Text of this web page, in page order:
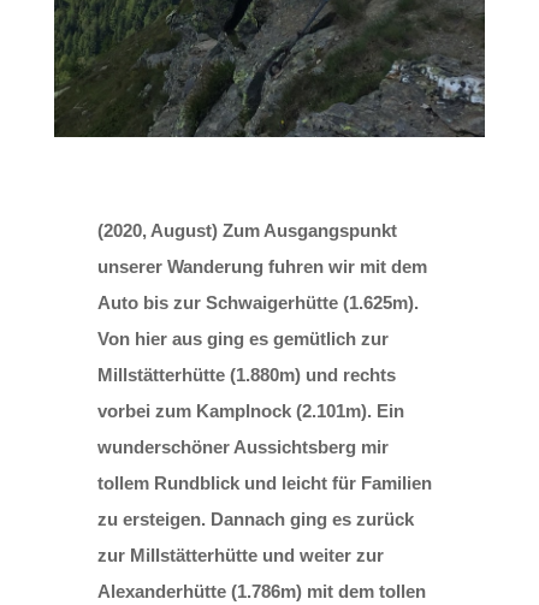
(2020, August) Zum Ausgangspunkt
unserer Wanderung fuhren wir mit dem
Auto bis zur Schwaigerhütte (1.625m).
Von hier aus ging es gemütlich zur
Millstätterhütte (1.880m) und rechts
vorbei zum Kamplnock (2.101m). Ein
wunderschöner Aussichtsberg mir
tollem Rundblick und leicht für Familien
zu ersteigen. Dannach ging es zurück
zur Millstätterhütte und weiter zur
Alexanderhütte (1.786m) mit dem tollen